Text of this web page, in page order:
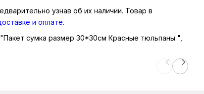
узнав об их наличии. Товар в
и оплате.
сумка размер 30*30см Красные тюльпаны ",